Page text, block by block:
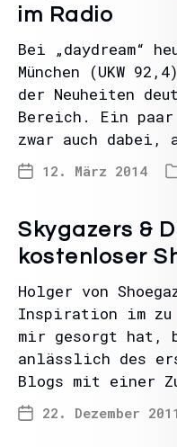
im Radio
Bei „daydream“
München (UKW
der Neuheiten
Bereich. Ein
zwar auch dabei,
12. März 2014
Skygazers &
kostenloser
Holger von
Inspiration im zu
mir gesorgt hat,
anlässlich des
Blogs mit einer
22. Dezember 2011